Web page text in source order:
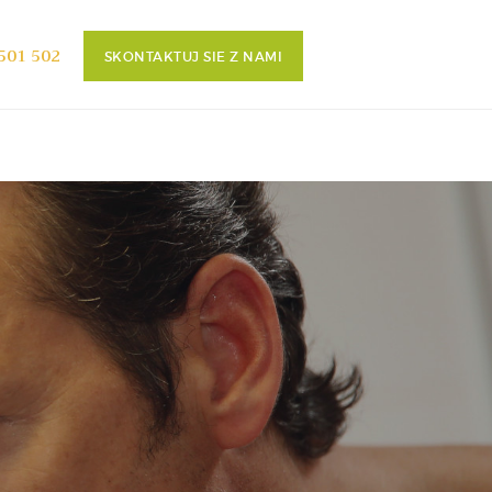
502 SKONTAKTUJ SIE Z NAMI